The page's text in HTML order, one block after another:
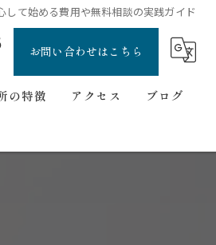
て始める費用や無料相談の実践ガイド
お問い合わせはこちら
の特徴 アクセス
ごあいさつ
ブログ
コラム